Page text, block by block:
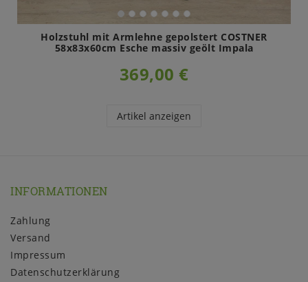
Holzstuhl mit Armlehne gepolstert COSTNER
58x83x60cm Esche massiv geölt Impala
369,00 €
Artikel anzeigen
INFORMATIONEN
Zahlung
Versand
Impressum
Daten­schutz­erklärung